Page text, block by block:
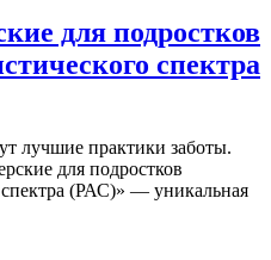
для подростков
спектра
лучшие практики заботы.
для подростков
спектра (РАС)» — уникальная